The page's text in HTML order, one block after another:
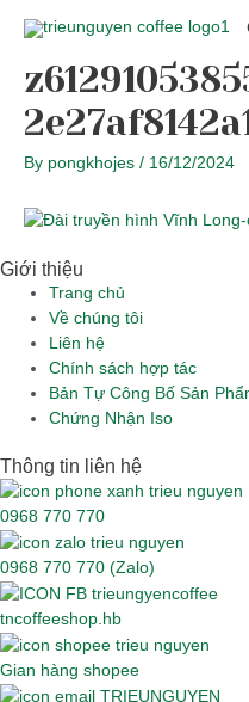
content
By pongkhojes / 16/12/2024
Giới thiệu
Main
Menu
Trang chủ
Về chúng tôi
Liên hệ
Chính sách hợp tác
Bản Tự Công Bố Sản
Chứng Nhận Iso
Thông tin liên hệ
0968 770 770
0968 770 770 (Zalo)
tncoffeeshop.hb
Gian hàng shopee